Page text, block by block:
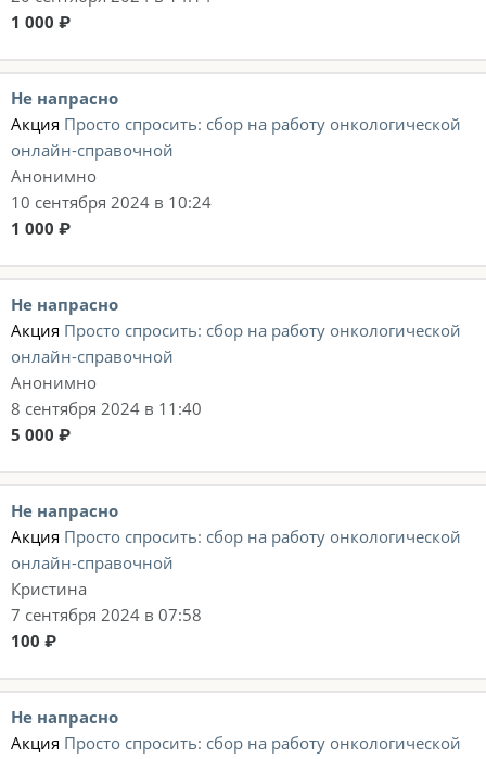
1 000 ₽
Не напрасно
Акция Просто спросить: сбор на работу онкологической
онлайн-справочной
Анонимно
10 сентября 2024 в 10:24
1 000 ₽
Не напрасно
Акция Просто спросить: сбор на работу онкологической
онлайн-справочной
Анонимно
8 сентября 2024 в 11:40
5 000 ₽
Не напрасно
Акция Просто спросить: сбор на работу онкологической
онлайн-справочной
Кристина
7 сентября 2024 в 07:58
100 ₽
Не напрасно
Акция Просто спросить: сбор на работу онкологической